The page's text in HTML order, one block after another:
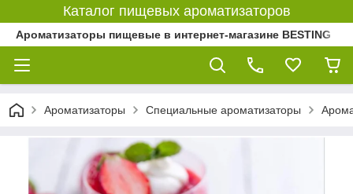
Каталог пищевых ароматизаторов
Ароматизаторы пищевые в интернет-магазине BESTING
Ароматизаторы Специальные ароматизаторы